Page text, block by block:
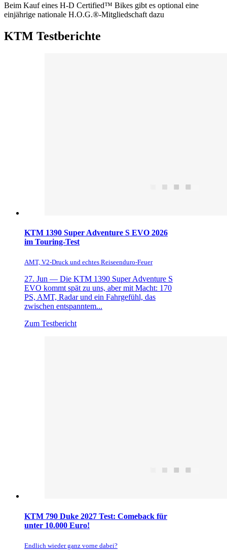
Beim Kauf eines H-D Certified™ Bikes gibt es optional eine
einjährige nationale H.O.G.®-Mitgliedschaft dazu
KTM Testberichte
KTM 1390 Super Adventure S EVO 2026
im Touring-Test
AMT, V2-Druck und echtes Reiseenduro-Feuer
27. Jun — Die KTM 1390 Super Adventure S
EVO kommt spät zu uns, aber mit Macht: 170
PS, AMT, Radar und ein Fahrgefühl, das
zwischen entspanntem...
Zum Testbericht
KTM 790 Duke 2027 Test: Comeback für
unter 10.000 Euro!
Endlich wieder ganz vorne dabei?